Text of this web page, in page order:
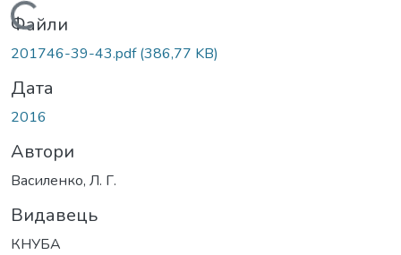
Вантажиться...
Файли
201746-39-43.pdf(386,77 KB)
Дата
2016
Автори
Василенко, Л. Г.
Видавець
КНУБА